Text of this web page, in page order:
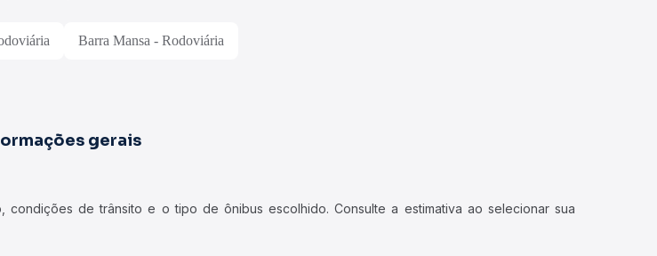
Barra Mansa - Rodoviária
gerais
de trânsito e o tipo de ônibus escolhido. Consulte a estimativa ao selecionar sua